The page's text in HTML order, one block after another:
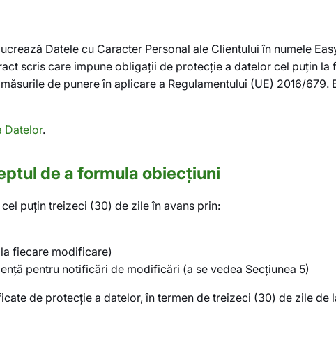
Datele cu Caracter Personal ale Clientului în numele
scris care impune obligații de protecție a datelor cel puțin
de punere în aplicare a Regulamentului (UE) 2016/
Datelor.
de a formula obiecțiuni
puțin treizeci (30) de zile în avans prin:
fiecare modificare)
pentru notificări de modificări (a se vedea Secțiunea 5)
de protecție a datelor, în termen de treizeci (30) de zile de